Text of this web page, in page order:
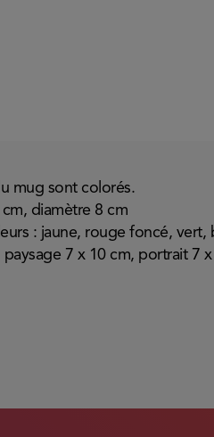
mug sont colorés.
diamètre 8 cm
: jaune, rouge foncé, vert,
7 x 10 cm, portrait 7